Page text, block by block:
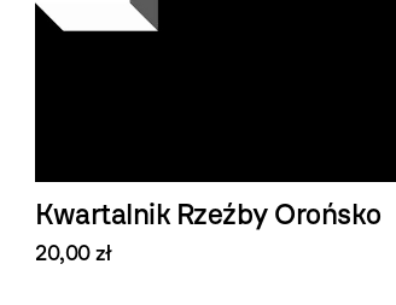
Kwartalnik Rzeźby Orońsko
20,00 zł